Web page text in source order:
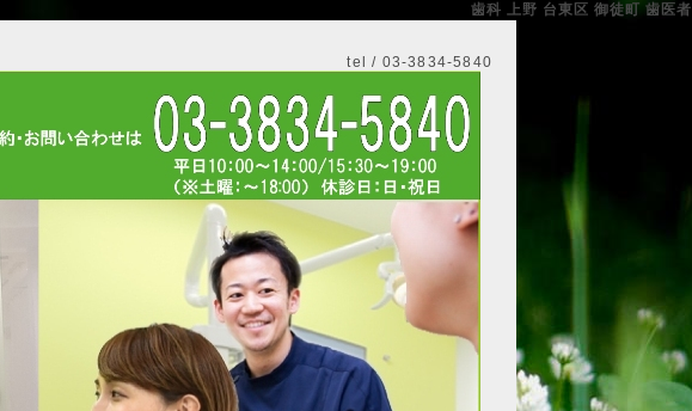
歯科 上野 台東区 御徒町 歯医者
tel / 03-3834-5840